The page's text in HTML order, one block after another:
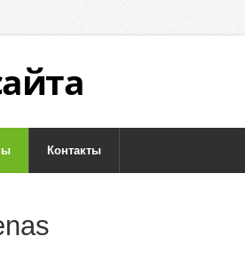
Контакты